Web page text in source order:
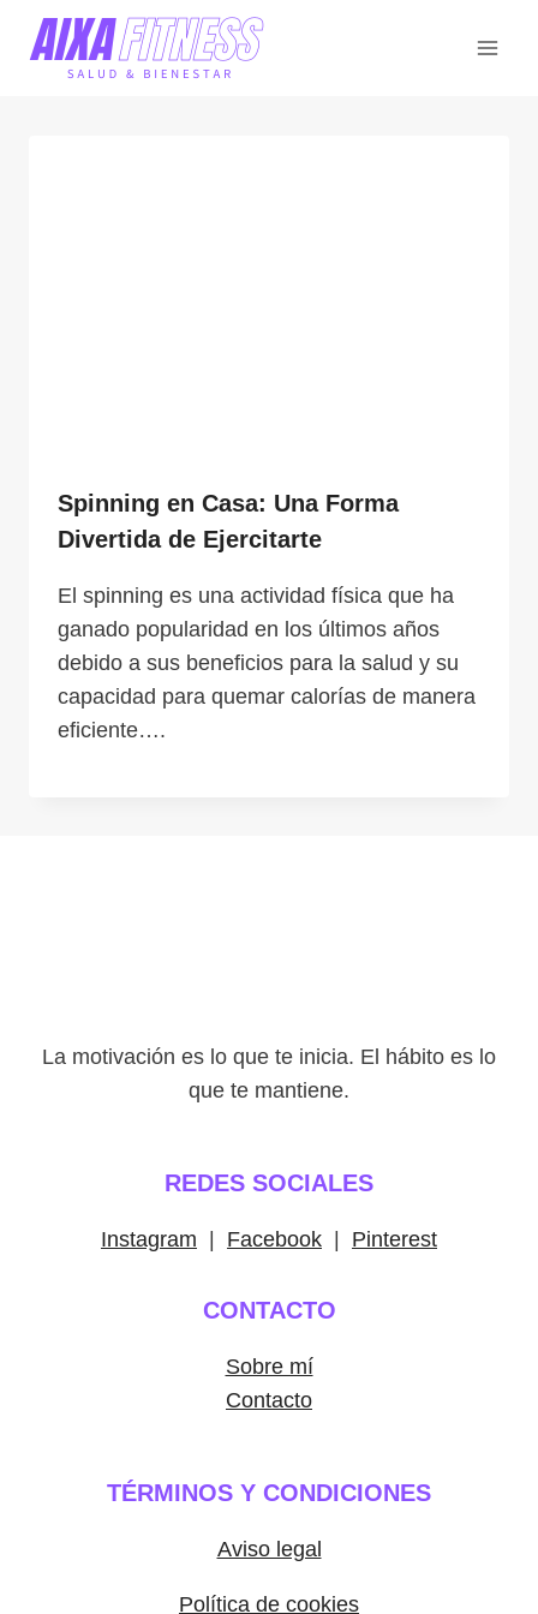
Saltar
contenido
Spinning en Casa: Una Forma
Divertida de Ejercitarte
El spinning es una actividad física que ha
ganado popularidad en los últimos años
debido a sus beneficios para la salud y su
capacidad para quemar calorías de manera
eficiente….
La motivación es lo que te inicia. El hábito es lo
que te mantiene.
REDES SOCIALES
Instagram Facebook Pinterest
CONTACTO
Sobre mí
Contacto
TÉRMINOS Y CONDICIONES
Aviso legal
Política de cookies